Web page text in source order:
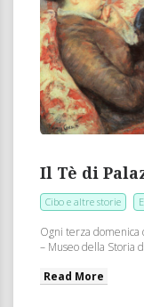
Il Tè di
Cibo e altre storie
Ogni terza domenica
– Museo della Storia
Read More